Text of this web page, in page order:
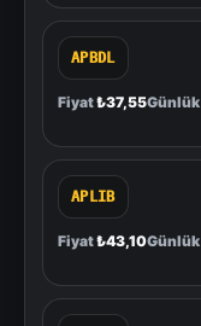
APBDL
Fiyat₺37,55Günlük
APLIB
Fiyat₺43,10Günlük